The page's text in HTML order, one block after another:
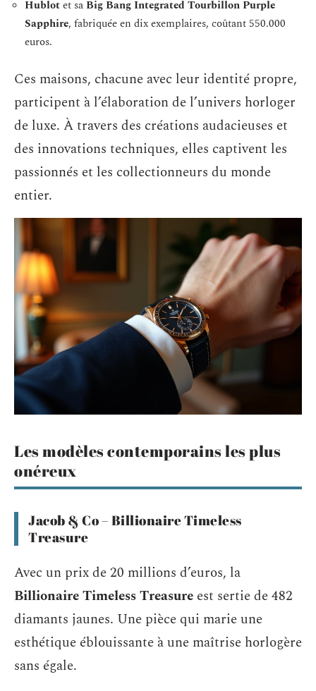
Hublotet sa Big Bang Integrated Tourbillon Purple
Sapphire, fabriquée en dix exemplaires, coûtant 550.000
euros.
Ces maisons, chacune avec leur identité propre,
participent à l’élaboration de l’univers horloger
de luxe. À travers des créations audacieuses et
des innovations techniques, elles captivent les
passionnés et les collectionneurs du monde
entier.
Les modèles contemporains les plus
onéreux
Jacob & Co – Billionaire Timeless
Treasure
Avec un prix de 20 millions d’euros, la
Billionaire Timeless Treasure est sertie de 482
diamants jaunes. Une pièce qui marie une
esthétique éblouissante à une maîtrise horlogère
sans égale.